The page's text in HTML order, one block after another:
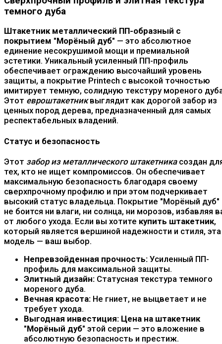
темного дуба
Штакетник металлический ПП-образный с
покрытием "Морёный дуб" — это абсолютное
единение несокрушимой мощи и премиальной
эстетики. Уникальный усиленный ПП-профиль
обеспечивает ограждению высочайший уровень
защиты, а покрытие Printech с высокой точностью
имитирует темную, солидную текстуру мореного
Этот евроштакетниквыглядит как дорогой забор из
ценных пород дерева, предназначенный для самых
респектабельных владений.
Статус и безопасность
Этот забор из металлического штакетникасоздан
тех, кто не ищет компромиссов. Он обеспечивает
максимальную безопасность благодаря своему
сверхпрочному профилю и при этом подчеркивает
высокий статус владельца. Покрытие "Морёный дуб"
не боится ни влаги, ни солнца, ни морозов, избавляя
от любого ухода. Если вы хотите купить штакетник,
который является вершиной надежности и стиля, эта
модель — ваш выбор.
Непревзойденная прочность: Усиленный ПП-
профиль для максимальной защиты.
Элитный дизайн: Статусная текстура темного
мореного дуба.
Вечная красота: Не гниет, не выцветает и не
требует ухода.
Выгодная инвестиция: Цена на штакетник
"Морёный дуб" этой серии — это вложение в
абсолютную безопасность и престиж.